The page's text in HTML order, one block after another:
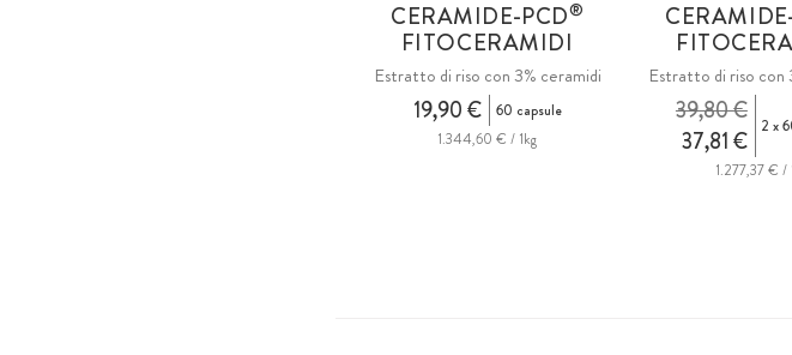
CERAMIDE-PCD®
FITOCERAMIDI
Estratto di riso con 3% ceramidi
19,90 €
60 capsule
1.344,60 € / 1kg
Estratto di riso con
37,81 €
39,80 € 2 x
1.277,37 € /